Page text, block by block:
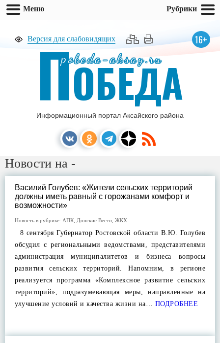
Версия для слабовидящих 16+
pobeda-aksay.ru
ПОБЕДА
Информационный портал Аксайского района
Новости на -
Василий Голубев: «Жители сельских территорий
должны иметь равный с горожанами комфорт и
возможности»
Новость в рубрике: АПК Донские Вести ЖКХ
8 сентября Губернатор Ростовской области В.Ю. Голубев
обсудил с региональными ведомствами, представителями
администрация муниципалитетов и бизнеса вопросы
развития сельских территорий. Напомним, в регионе
реализуется программа «Комплексное развитие сельских
территорий», подразумевающая меры, направленные на
улучшение условий и качества жизни на… ПОДРОБНЕЕ
Меню Рубрики